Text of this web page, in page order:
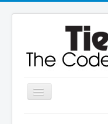
Включить/
выключить